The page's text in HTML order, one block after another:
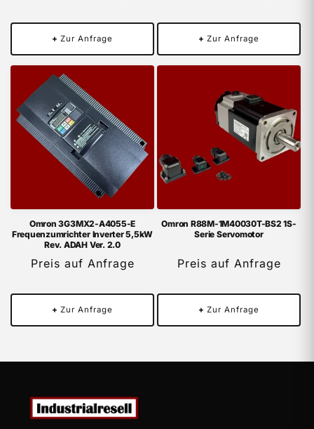
+ Zur Anfrage + Zur Anfrage
Omron 3G3MX2-A4055-E
Frequenzumrichter Inverter 5,5kW
Rev. ADAH Ver. 2.0
Preis auf Anfrage
+ Zur Anfrage
Omron R88M-1M40030T-BS2 1S-
Serie Servomotor
Preis auf Anfrage
+ Zur Anfrage